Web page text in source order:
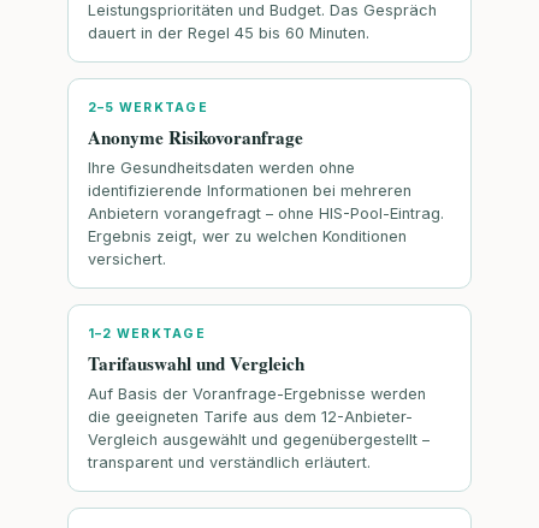
Leistungsprioritäten und Budget. Das Gespräch
dauert in der Regel 45 bis 60 Minuten.
2–5 WERKTAGE
Anonyme Risikovoranfrage
Ihre Gesundheitsdaten werden ohne
identifizierende Informationen bei mehreren
Anbietern vorangefragt – ohne HIS-Pool-Eintrag.
Ergebnis zeigt, wer zu welchen Konditionen
versichert.
1–2 WERKTAGE
Tarifauswahl und Vergleich
Auf Basis der Voranfrage-Ergebnisse werden
die geeigneten Tarife aus dem 12-Anbieter-
Vergleich ausgewählt und gegenübergestellt –
transparent und verständlich erläutert.